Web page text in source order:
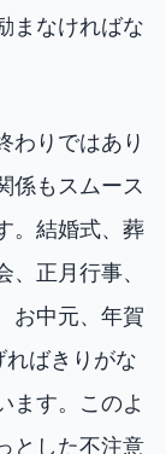
まなければな
わりではあり
係もスムース
。結婚式、葬
正月行事、
お中元、年賀
ばきりがな
ます。このよ
とした不注意